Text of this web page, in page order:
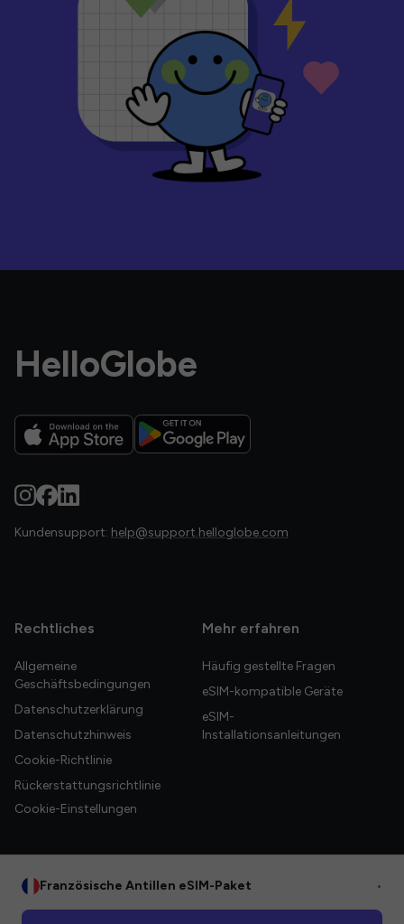
HelloGlobe
Kundensupport: help@support.helloglobe.com
Rechtliches
Allgemeine
Geschäftsbedingungen
Datenschutzerklärung
Datenschutzhinweis
Cookie-Richtlinie
Rückerstattungsrichtlinie
Cookie-Einstellungen
Mehr erfahren
Häufig gestellte Fragen
eSIM-kompatible Geräte
eSIM-
Installationsanleitungen
Französische Antillen eSIM-Paket •